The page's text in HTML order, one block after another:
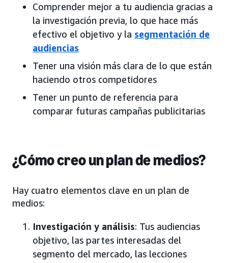
Comprender mejor a tu audiencia gracias a
la investigación previa, lo que hace más
efectivo el objetivo y la segmentación de
audiencias
Tener una visión más clara de lo que están
haciendo otros competidores
Tener un punto de referencia para
comparar futuras campañas publicitarias
¿Cómo creo un plan de medios?
Hay cuatro elementos clave en un plan de
medios:
Investigación y análisis: Tus audiencias
objetivo, las partes interesadas del
segmento del mercado, las lecciones